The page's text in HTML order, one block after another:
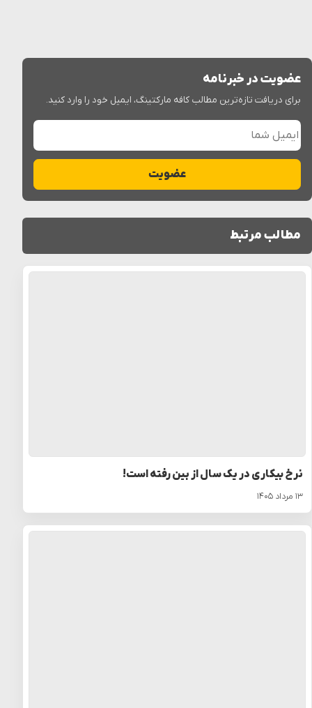
عضویت در خبرنامه
برای دریافت تازه‌ترین مطالب کافه مارکتینگ، ایمیل خود را وارد کنید.
ایمیل شما
عضویت
مطالب مرتبط
نرخ بیکاری در یک سال از بین رفته است!
۱۳ مرداد ۱۴۰۵